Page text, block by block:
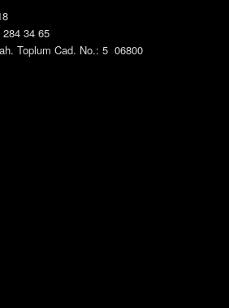
34 65
Toplum Cad. No.: 5 06800